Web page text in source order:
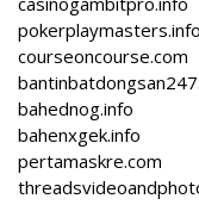
pokerplaymasters.info
courseoncourse.com
bahednog.info
bahenxgek.info
pertamaskre.com